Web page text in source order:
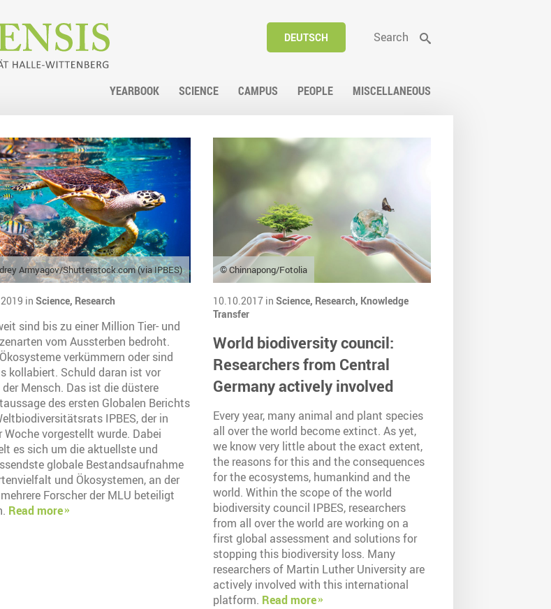
DEUTSCH Search
YEARBOOK SCIENCE CAMPUS PEOPLE MISCELLANEOUS
Armyagov/Shutterstock.com (via IPBES)
in Science, Research
sind bis zu einer Million Tier- und
vom Aussterben bedroht.
verkümmern oder sind
kollabiert. Schuld daran ist vor
Mensch. Das ist die düstere
des ersten Globalen Berichts
IPBES, der in
Woche vorgestellt wurde. Dabei
es sich um die aktuellste und
globale Bestandsaufnahme
und Ökosystemen, an der
Forscher der MLU beteiligt
Read more
© Chinnapong/Fotolia
10.10.2017 in Science, Research, Knowledge
Transfer
World biodiversity council:
Researchers from Central
Germany actively involved
Every year, many animal and plant species
all over the world become extinct. As yet,
we know very little about the exact extent,
the reasons for this and the consequences
for the ecosystems, humankind and the
world. Within the scope of the world
biodiversity council IPBES, researchers
from all over the world are working on a
first global assessment and solutions for
stopping this biodiversity loss. Many
researchers of Martin Luther University are
actively involved with this international
platform. Read more